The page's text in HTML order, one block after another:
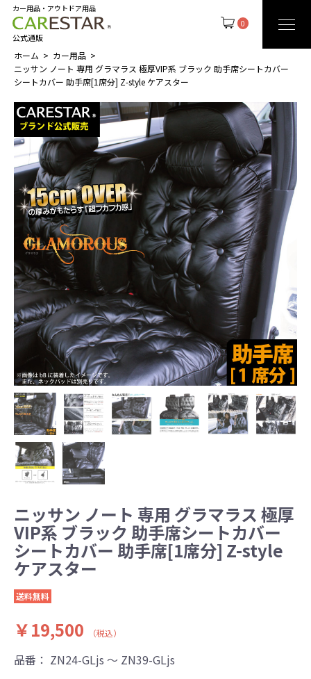
0
カー用品・アウトドア用品
公式通販
ホーム
カー用品
ニッサン ノート 専用 グラマラス 極厚VIP系 ブラック 助手席シートカバー
シートカバー 助手席[1席分] Z-style ケアスター
ニッサン ノート 専用 グラマラス 極厚
VIP系 ブラック 助手席シートカバー
シートカバー 助手席[1席分] Z-style
ケアスター
送料無料
￥19,500 （税込）
品番： ZN24-GLjs ～ ZN39-GLjs